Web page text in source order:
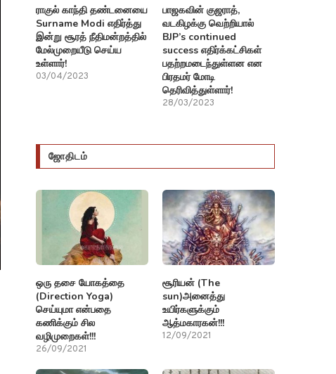
ராகுல் காந்தி தண்டனையை
Surname Modi எதிர்த்து
இன்று சூரத் நீதிமன்றத்தில்
மேல்முறையீடு செய்ய
உள்ளார்!
03/04/2023
பாஜகவின் குஜராத்,
வடகிழக்கு வெற்றியால்
BJP’s continued
success எதிர்க்கட்சிகள்
பதற்றமடைந்துள்ளன என
பிரதமர் மோடி
தெரிவித்துள்ளார்!
28/03/2023
ஜோதிடம்
ஒரு தசை யோகத்தை
(Direction Yoga)
செய்யுமா என்பதை
கணிக்கும் சில
வழிமுறைகள்!!!
26/09/2021
சூரியன் (The
sun)அனைத்து
உயிர்களுக்கும்
ஆத்மகாரகன்!!!
12/09/2021